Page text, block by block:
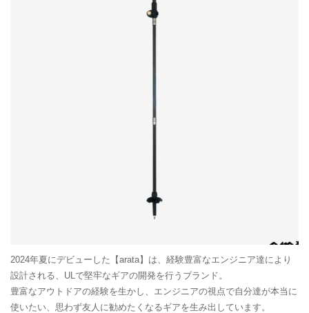
2024年夏にデビューした【arata】は、経験豊富なエンジニア達により
設計される、ULで堅牢なギアの開発を行うブランド。
豊富なアウトドアの経験を生かし、エンジニアの視点で自分達が本当に
使いたい、思わず友人に勧めたくなるギアを生み出しています。